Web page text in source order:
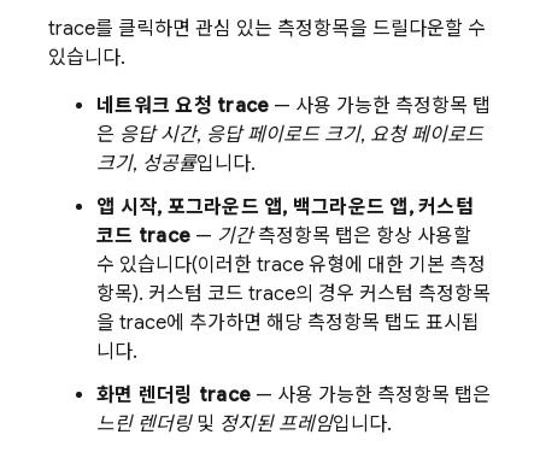
trace를 클릭하면 관심 있는 측정항목을 드릴다운할 수
있습니다.
네트워크 요청 trace — 사용 가능한 측정항목 탭
은 응답 시간, 응답 페이로드 크기, 요청 페이로드
크기, 성공률입니다.
앱 시작, 포그라운드 앱, 백그라운드 앱, 커스텀
코드 trace — 기간측정항목 탭은 항상 사용할
수 있습니다(이러한 trace 유형에 대한 기본 측정
항목). 커스텀 코드 trace의 경우 커스텀 측정항목
을 trace에 추가하면 해당 측정항목 탭도 표시됩
니다.
화면 렌더링 trace — 사용 가능한 측정항목 탭은
느린 렌더링및 정지된 프레임입니다.